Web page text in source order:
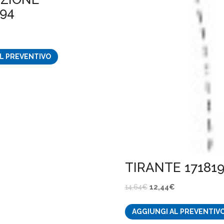
PREVENTIVO
TIRANTE
14,64€ Il
originale
12,44€Il
attuale
AGGIUNGI AL